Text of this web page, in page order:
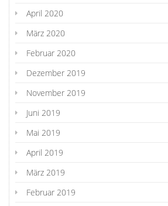
April 2020
März 2020
Februar 2020
Dezember 2019
November 2019
Juni 2019
Mai 2019
April 2019
März 2019
Februar 2019